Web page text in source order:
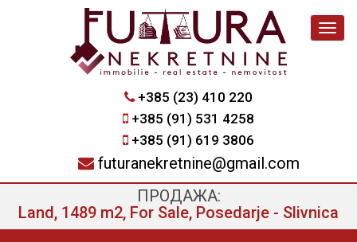
+385 (23) 410 220
+385 (91) 531 4258
+385 (91) 619 3806
futuranekretnine@gmail.com
ПРОДАЖА:
Land, 1489 m2, For Sale, Posedarje - Slivnica